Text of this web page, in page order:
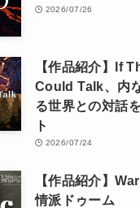
2026/07/26
【作品紹介】If
Could Talk、内
る世界との対話
ト
2026/07/24
【作品紹介】
情派ドゥーム